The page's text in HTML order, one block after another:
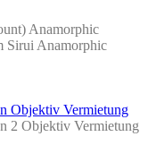
Anamorphic
Sirui Anamorphic